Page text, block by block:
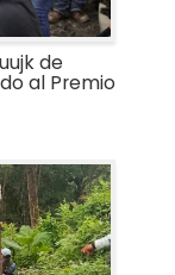
de
al Premio